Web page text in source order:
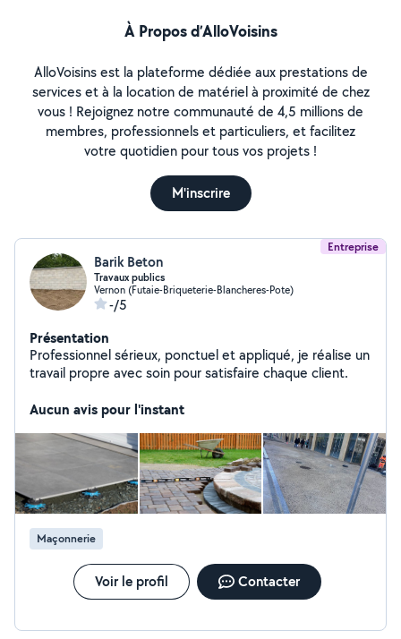
À Propos d’AlloVoisins
AlloVoisins est la plateforme dédiée aux prestations de
services et à la location de matériel à proximité de chez
vous ! Rejoignez notre communauté de 4,5 millions de
membres, professionnels et particuliers, et facilitez
votre quotidien pour tous vos projets !
M'inscrire
Entreprise
Barik Beton
Travaux publics
Vernon (Futaie-Briqueterie-Blancheres-Pote)
-/5
Présentation
Professionnel sérieux, ponctuel et appliqué, je réalise un
travail propre avec soin pour satisfaire chaque client.
Aucun avis pour l'instant
Maçonnerie
Voir le profil Contacter